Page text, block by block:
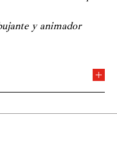
y animador
En 2003 estrena en